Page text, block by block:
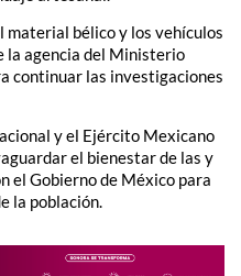
material bélico y los vehículos
la agencia del Ministerio
continuar las investigaciones
y el Ejército Mexicano
el bienestar de las y
el Gobierno de México para
la población.